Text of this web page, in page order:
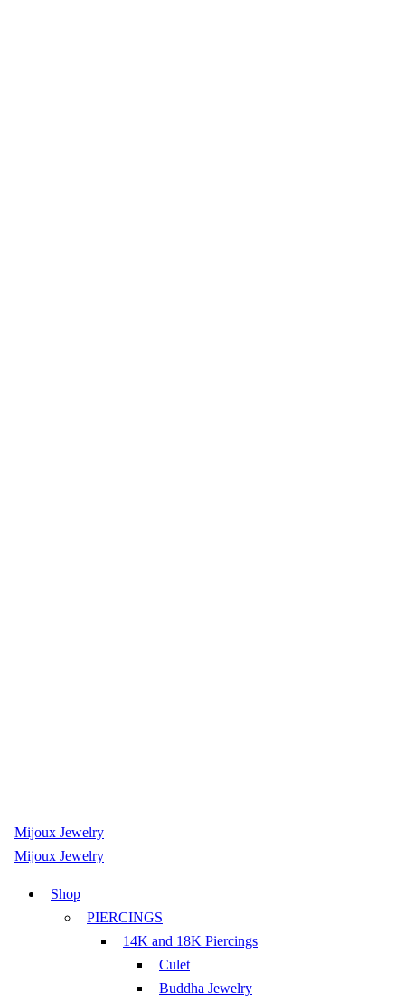
Mijoux Jewelry
Mijoux Jewelry
Shop
PIERCINGS
14K and 18K Piercings
Culet
Buddha Jewelry